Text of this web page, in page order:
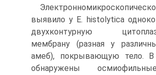
выявило у Е. histolytica
двухконтурную
мембрану (разная у
амеб), покрывающую тело. В
обнаружены